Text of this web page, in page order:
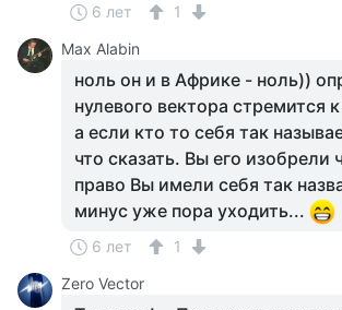
6 лет
1
Max Alabin
ноль он и в Африке - ноль))
нулевого вектора стремится
а если кто то себя так
что сказать. Вы его изобрели
право Вы имели себя так
минус уже пора уходить...
6 лет
1
Zero Vector